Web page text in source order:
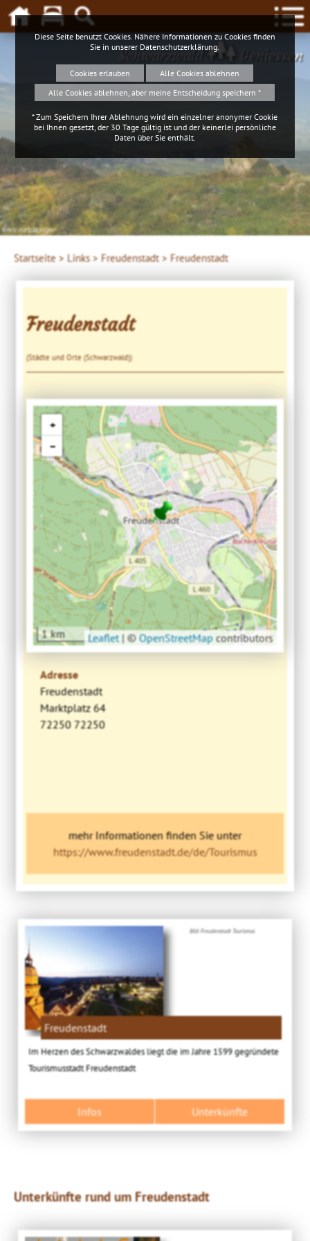
Schwarzwald Geniessen
Startseite > Links > Freudenstadt > Freudenstadt
Freudenstadt
(Städte und Orte (Schwarzwald))
+
−
1 km Leaflet | © OpenStreetMap contributors
Adresse
Freudenstadt
Marktplatz 64
72250 72250
mehr Informationen finden Sie unter
https://www.freudenstadt.de/de/Tourismus
Bild: Freudenstadt Tourismus
Freudenstadt
Im Herzen des Schwarzwaldes liegt die im Jahre 1599 gegründete
Tourismusstadt Freudenstadt
Infos Unterkünfte
Unterkünfte rund um Freudenstadt
Diese Seite benutzt Cookies. Nähere Informationen zu Cookies finden
Sie in unserer Datenschutzerklärung
Cookies erlauben
Alle Cookies ablehnen
Alle Cookies ablehnen, aber meine Entscheidung speichern *
* Zum Speichern Ihrer Ablehnung wird ein einzelner anonymer Cookie
bei Ihnen gesetzt, der 30 Tage gültig ist und der keinerlei persönliche
Daten über Sie enthält.